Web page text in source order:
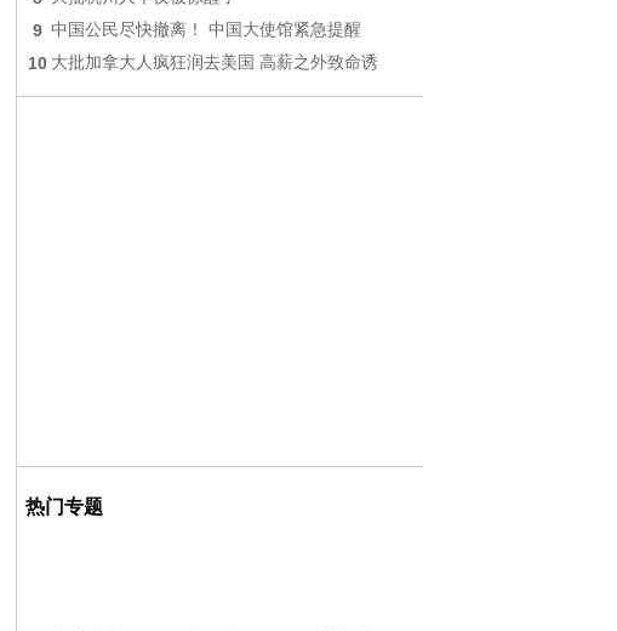
9 中国公民尽快撤离！ 中国大使馆紧急提醒
10 大批加拿大人疯狂润去美国 高薪之外致命诱
热门专题